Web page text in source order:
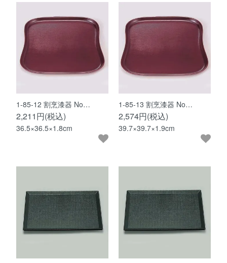
1-85-12 割烹漆器 No…
2,211円(税込)
36.5×36.5×1.8cm
1-85-13 割烹漆器 No…
2,574円(税込)
39.7×39.7×1.9cm